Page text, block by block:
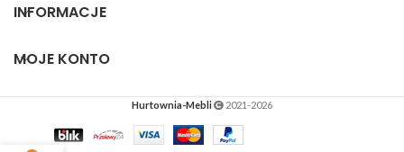
INFORMACJE
MOJE KONTO
Hurtownia-Mebli 2021-2026